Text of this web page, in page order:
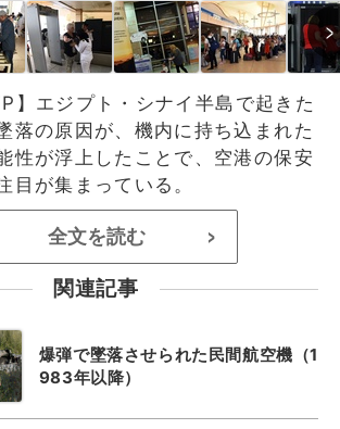
】エジプト・シナイ半島で起きた
落の原因が、機内に持ち込まれた
性が浮上したことで、空港の保安
目が集まっている。
全文を読む >
関連記事
爆弾で墜落させられた民間航空機（1
983年以降）